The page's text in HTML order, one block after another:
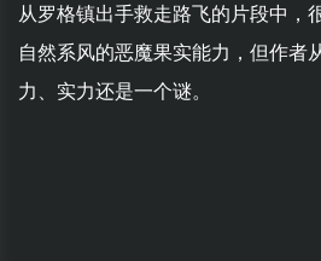
从罗格镇出手救走路飞的片段中，
自然系风的恶魔果实能力，但作者
力、实力还是一个谜。